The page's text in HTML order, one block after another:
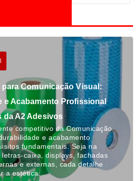
para Comunicação Visual:
e Acabamento Profissional
da A2 Adesivos
competitivo da Comunicação
e acabamento
fundamentais. Seja na
caixa, displays, fachadas
e externas, cada detalhe
a estética…